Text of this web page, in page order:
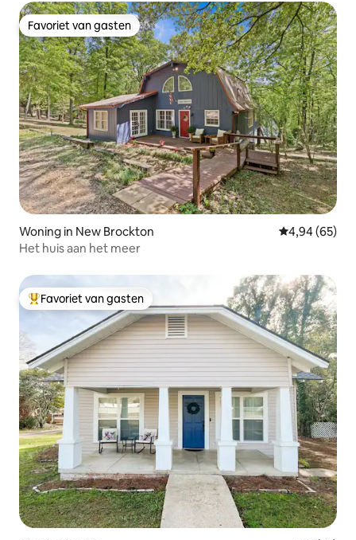
Favoriet van gasten
Favoriet van gasten
Woning in New Brockton Gemiddelde
4,94 (65)
Het huis aan het meer
Topfavoriet van gasten
Favoriet van gasten